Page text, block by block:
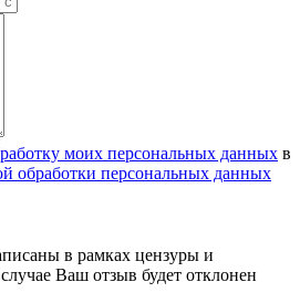
моих персональных данных в
обработки персональных данных
в рамках цензуры и
Ваш отзыв будет отклонен